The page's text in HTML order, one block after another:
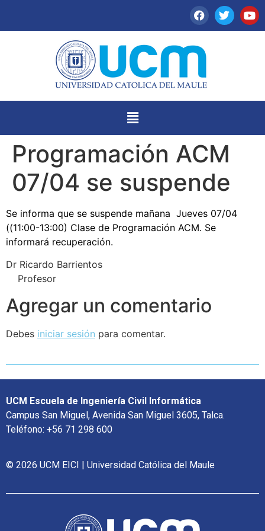
Programación ACM
07/04 se suspende
Se informa que se suspende mañana Jueves 07/04
((11:00-13:00) Clase de Programación ACM. Se
informará recuperación.
Dr Ricardo Barrientos
Profesor
Agregar un comentario
Debes iniciar sesión para comentar.
UCM Escuela de Ingeniería Civil Informática
Campus San Miguel, Avenida San Miguel 3605, Talca.
Teléfono: +56 71 298 600
© 2026 UCM EICI | Universidad Católica del Maule